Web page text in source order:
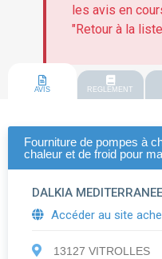
les avis en
"Retour à la
AVIS REGLEMENT
Fourniture de pompes à
chaleur et de froid pour
DALKIA MEDITERRANEE
Accéder au site
13127 VITROLLES